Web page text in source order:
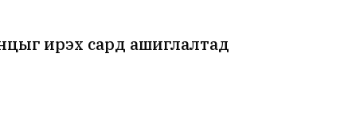
ирэх сард ашиглалтад